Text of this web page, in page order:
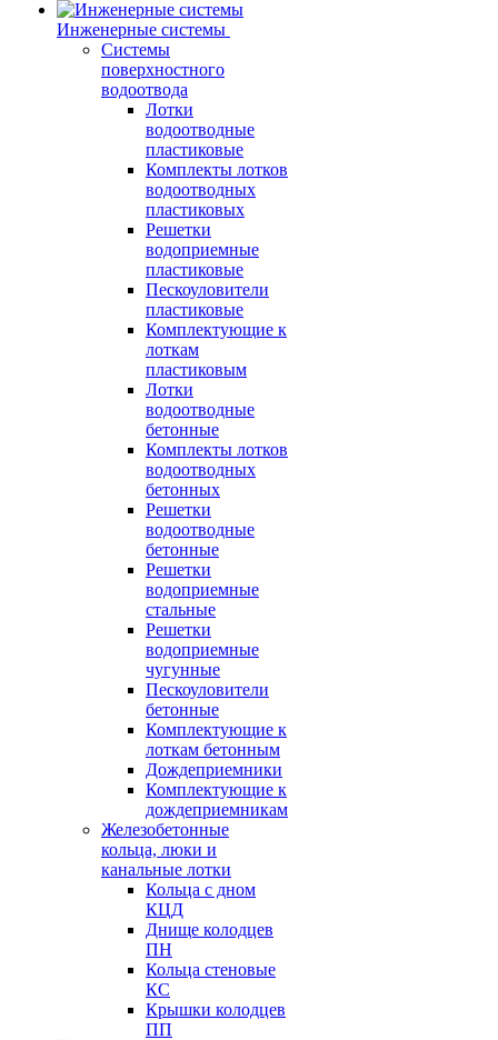
Инженерные системы
Системы
поверхностного
водоотвода
Лотки
водоотводные
пластиковые
Комплекты лотков
водоотводных
пластиковых
Решетки
водоприемные
пластиковые
Пескоуловители
пластиковые
Комплектующие к
лоткам
пластиковым
Лотки
водоотводные
бетонные
Комплекты лотков
водоотводных
бетонных
Решетки
водоотводные
бетонные
Решетки
водоприемные
стальные
Решетки
водоприемные
чугунные
Пескоуловители
бетонные
Комплектующие к
лоткам бетонным
Дождеприемники
Комплектующие к
дождеприемникам
Железобетонные
кольца, люки и
канальные лотки
Кольца с дном
КЦД
Днище колодцев
ПН
Кольца стеновые
КС
Крышки колодцев
ПП